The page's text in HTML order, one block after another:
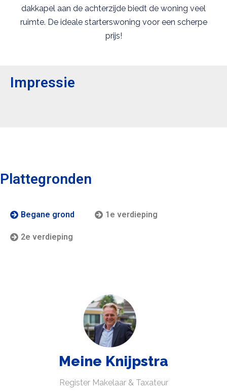
dakkapel aan de achterzijde biedt de woning veel
ruimte. De ideale starterswoning voor een scherpe
prijs!
Impressie
Plattegronden
Begane grond 1e verdieping
2e verdieping
Meine Knijpstra
Register Makelaar & Taxateur